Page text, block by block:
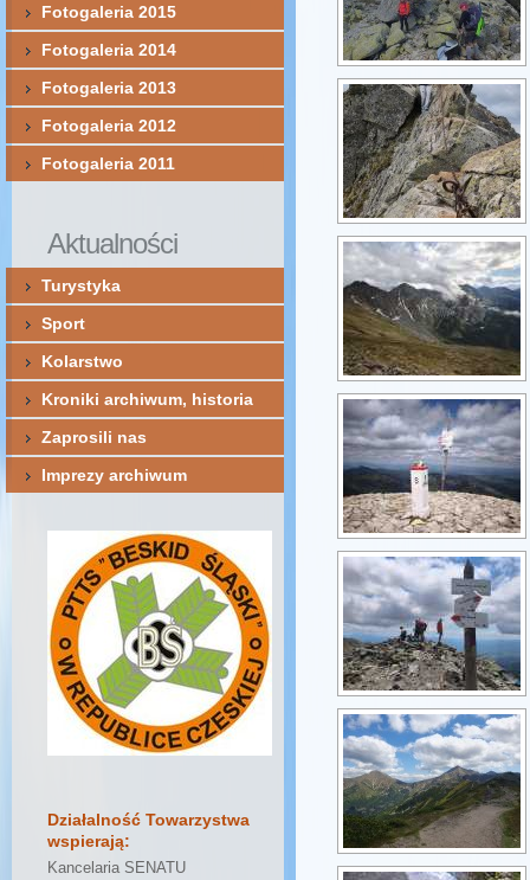
Fotogaleria 2015
Fotogaleria 2014
Fotogaleria 2013
Fotogaleria 2012
Fotogaleria 2011
Aktualności
Turystyka
Sport
Kolarstwo
Kroniki archiwum, historia
Zaprosili nas
Imprezy archiwum
Działalność Towarzystwa
wspierają:
Kancelaria SENATU